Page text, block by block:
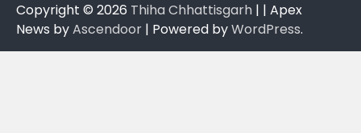
Copyright © 2026 Thiha Chhattisgarh | | Apex
News byAscendoor | Powered byWordPress.